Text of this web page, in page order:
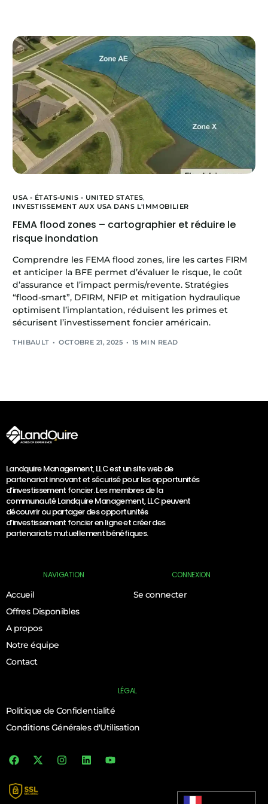
USA - ÉTATS-UNIS - UNITED STATES,
INVESTISSEMENT AUX USA DANS L'IMMOBILIER
FEMA flood zones – cartographier et réduire le
risque inondation
Comprendre les FEMA flood zones, lire les cartes FIRM
et anticiper la BFE permet d’évaluer le risque, le coût
d’assurance et l’impact permis/revente. Stratégies
“flood-smart”, DFIRM, NFIP et mitigation hydraulique
optimisent l’implantation, réduisent les primes et
sécurisent l’investissement foncier américain.
THIBAULT OCTOBRE 21, 2025 15 MIN READ
Landquire Management, LLC est un site web de
partenariat innovant et sécurisé pour les opportunités
d’investissement foncier. Les membres de la
communauté Landquire Management, LLC peuvent
découvrir ou partager des opportunités
d’investissement foncier en ligne et créer des
partenariats mutuellement bénéfiques.
NAVIGATION
Accueil
Offres Disponibles
A propos
Notre équipe
Contact
CONNEXION
Se connecter
LÉGAL
Politique de Confidentialité
Conditions Générales d'Utilisation